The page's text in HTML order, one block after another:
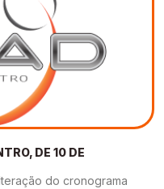
DE 10 DE
do cronograma